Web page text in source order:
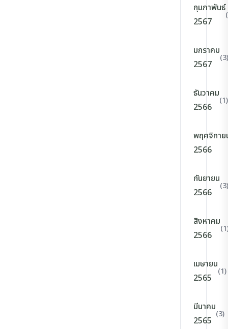
กุมภาพันธ์
2567
มกราคม
2567
(3)
ธันวาคม
2566
(1)
พฤศจิกาย
2566
กันยายน
2566
(3)
สิงหาคม
2566
เมษายน
2565
(1)
มีนาคม
2565
(3)